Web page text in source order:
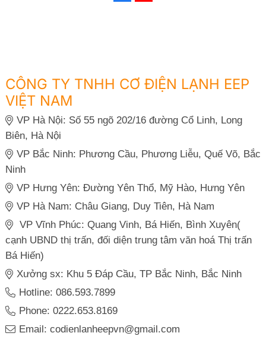
CÔNG TY TNHH CƠ ĐIỆN LẠNH EEP
VIỆT NAM
VP Hà Nội: Số 55 ngõ 202/16 đường Cổ Linh, Long
Biên, Hà Nội
VP Bắc Ninh: Phương Cầu, Phương Liễu, Quế Võ, Bắc
Ninh
VP Hưng Yên: Đường Yên Thổ, Mỹ Hào, Hưng Yên
VP Hà Nam: Châu Giang, Duy Tiên, Hà Nam
VP Vĩnh Phúc: Quang Vinh, Bá Hiến, Bình Xuyên(
cạnh UBND thị trấn, đối diện trung tâm văn hoá Thị trấn
Bá Hiến)
Xưởng sx: Khu 5 Đáp Cầu, TP Bắc Ninh, Bắc Ninh
Hotline: 086.593.7899
Phone: 0222.653.8169
Email: codienlanheepvn@gmail.com